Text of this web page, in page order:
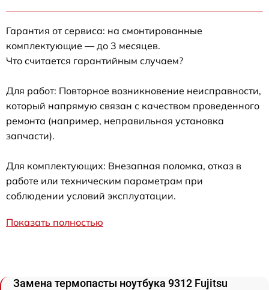
Гарантия от сервиса: на смонтированные
комплектующие — до 3 месяцев.
Что считается гарантийным случаем?
Для работ: Повторное возникновение неисправности,
который напрямую связан с качеством проведенного
ремонта (например, неправильная установка
запчасти).
Для комплектующих: Внезапная поломка, отказ в
работе или техническим параметрам при
соблюдении условий эксплуатации.
Показать полностью
Замена термопасты ноутбука 9312 Fujitsu